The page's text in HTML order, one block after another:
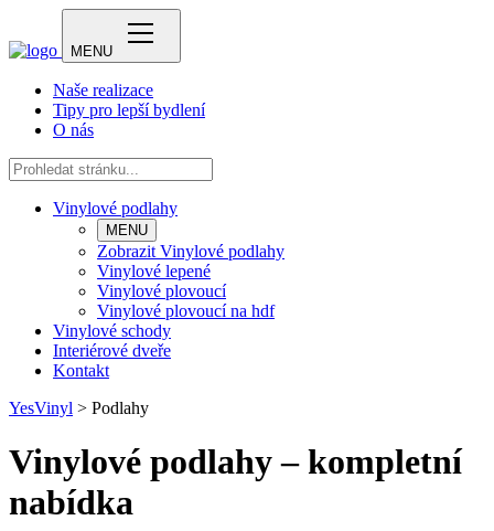
MENU
Naše realizace
Tipy pro lepší bydlení
O nás
Vinylové podlahy
MENU
Zobrazit Vinylové podlahy
Vinylové lepené
Vinylové plovoucí
Vinylové plovoucí na hdf
Vinylové schody
Interiérové dveře
Kontakt
YesVinyl > Podlahy
Vinylové podlahy – kompletní
nabídka